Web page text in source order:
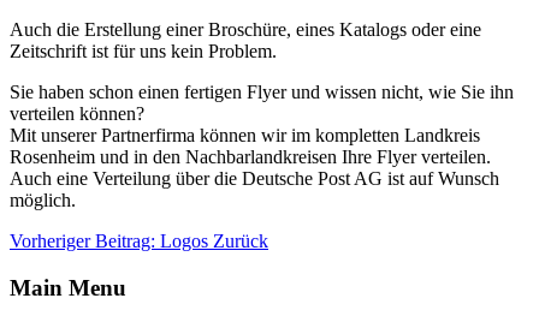
Auch die Erstellung einer Broschüre, eines Katalogs oder eine
Zeitschrift ist für uns kein Problem.
Sie haben schon einen fertigen Flyer und wissen nicht, wie Sie ihn
verteilen können?
Mit unserer Partnerfirma können wir im kompletten Landkreis
Rosenheim und in den Nachbarlandkreisen Ihre Flyer verteilen.
Auch eine Verteilung über die Deutsche Post AG ist auf Wunsch
möglich.
Vorheriger Beitrag: Logos Zurück
Main Menu